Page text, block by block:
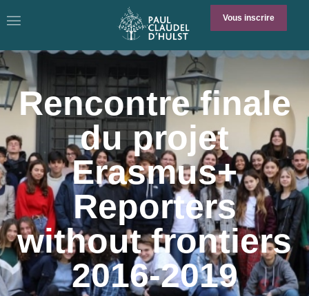
Vous inscrire
Rencontre finale
du projet
Erasmus+
Reporters
without frontiers
2016-2019